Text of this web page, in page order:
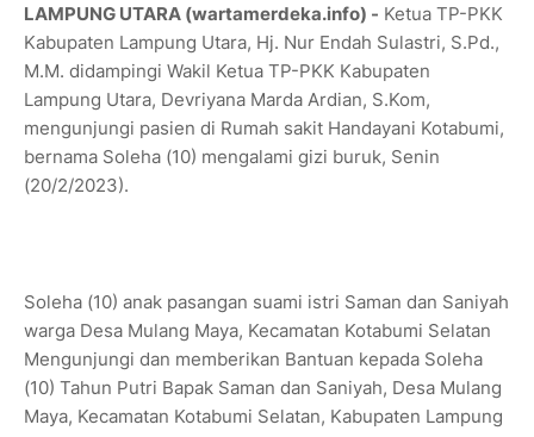
LAMPUNG UTARA (wartamerdeka.info) - Ketua TP-PKK
Kabupaten Lampung Utara, Hj. Nur Endah Sulastri, S.Pd.,
M.M. didampingi Wakil Ketua TP-PKK Kabupaten
Lampung Utara, Devriyana Marda Ardian, S.Kom,
mengunjungi pasien di Rumah sakit Handayani Kotabumi,
bernama Soleha (10) mengalami gizi buruk, Senin
(20/2/2023).
Soleha (10) anak pasangan suami istri Saman dan Saniyah
warga Desa Mulang Maya, Kecamatan Kotabumi Selatan
Mengunjungi dan memberikan Bantuan kepada Soleha
(10) Tahun Putri Bapak Saman dan Saniyah, Desa Mulang
Maya, Kecamatan Kotabumi Selatan, Kabupaten Lampung